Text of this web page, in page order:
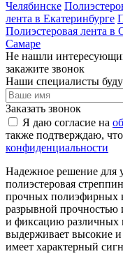
Челябинске
лента в Екатеринбурге
Полиэстеровая лента в
Самаре
Не нашли
закажите звонок
Наши специалисты
Заказать звонок
Я даю согласие на
также подтверждаю,
конфиденциальности
Надежное решение для
полиэстеровая
прочных полиэфирных
разрывной прочностью
и фиксацию различных
выдерживает высокие и
имеет характерный